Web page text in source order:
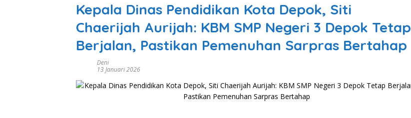
Kepala Dinas Pendidikan Kota Depok, Siti
Chaerijah Aurijah: KBM SMP Negeri 3 Depok Tetap
Berjalan, Pastikan Pemenuhan Sarpras Bertahap
Deni
13 Januari 2026